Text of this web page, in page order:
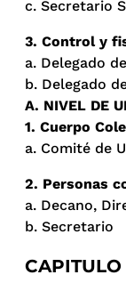
c. Secretario
3. Control y
a. Delegado
b. Delegado
A. NIVEL DE
1. Cuerpo
a. Comité de
2. Personas
a. Decano,
b. Secretario
CAPITULO